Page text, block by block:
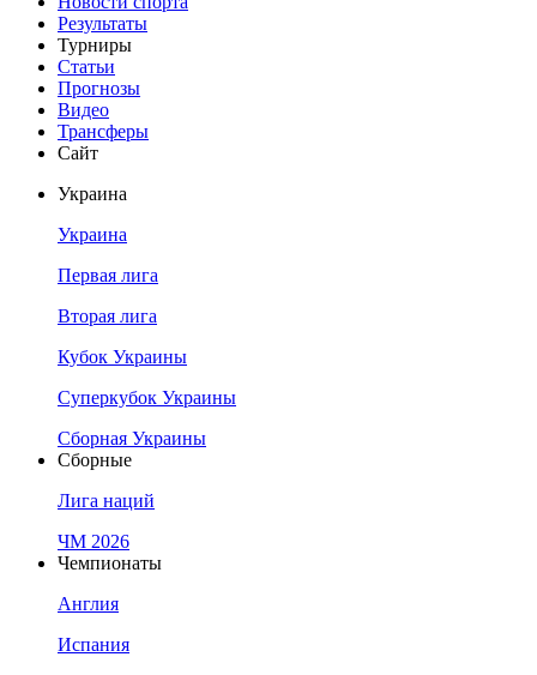
Результаты
Турниры
Статьи
Прогнозы
Видео
Трансферы
Сайт
Украина
Украина
Первая лига
Вторая лига
Кубок Украины
Суперкубок Украины
Сборная Украины
Сборные
Лига наций
ЧМ 2026
Чемпионаты
Англия
Испания